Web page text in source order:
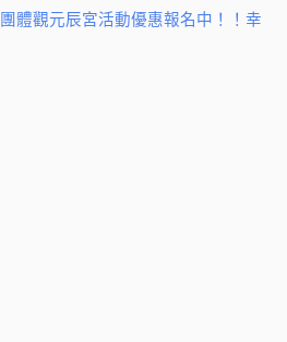
團體觀元辰宮活動優惠報名中！！幸